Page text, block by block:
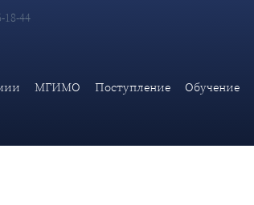
18-44
МГИМО Поступление Обучение